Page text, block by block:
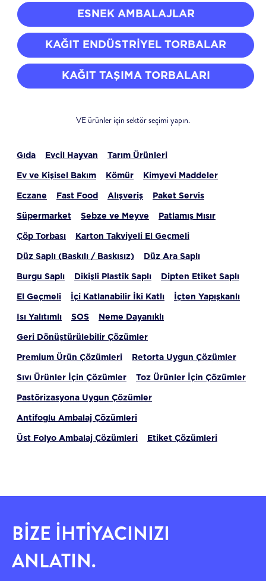
ESNEK AMBALAJLAR
KAĞIT ENDÜSTRIYEL TORBALAR
KAĞIT TAŞIMA TORBALARI
VE ürünler için sektör seçimi yapın.
Gıda Evcil Hayvan Tarım Ürünleri
Ev ve Kişisel Bakım Kömür Kimyevi Maddeler
Eczane Fast Food Alışveriş Paket Servis
Süpermarket Sebze ve Meyve Patlamış Mısır
Çöp Torbası Karton Takviyeli El Geçmeli
Düz Saplı (Baskılı / Baskısız) Düz Ara Saplı
Burgu Saplı Dikişli Plastik Saplı Dipten Etiket Saplı
El Geçmeli İçi Katlanabilir İki Katlı İçten Yapışkanlı
Isı Yalıtımlı SOS Neme Dayanıklı
Geri Dönüştürülebilir Çözümler
Premium Ürün Çözümleri Retorta Uygun Çözümler
Sıvı Ürünler İçin Çözümler Toz Ürünler İçin Çözümler
Pastörizasyona Uygun Çözümler
Antifoglu Ambalaj Çözümleri
Üst Folyo Ambalaj Çözümleri Etiket Çözümleri
BİZE İHTİYACINIZI
ANLATIN.